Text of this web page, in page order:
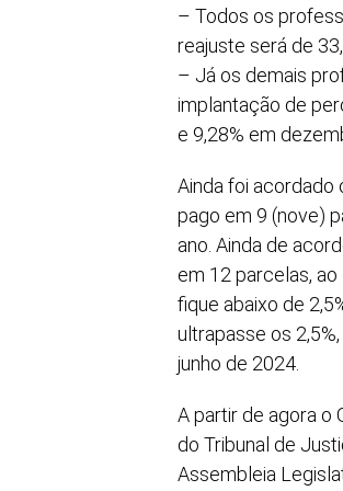
– Todos os
reajuste será de
– Já os demais
implantação de
e 9,28% em
Ainda foi acordado
pago em 9 (nove)
ano. Ainda de
em 12 parcelas,
fique abaixo de
ultrapasse os
junho de 2024.
A partir de agora o
do Tribunal de
Assembleia